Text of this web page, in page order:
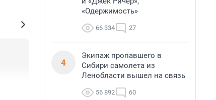
«Одержимость»
66 334 27
4
Экипаж пропавшего в
Сибири самолета из
Ленобласти вышел на связь
56 892 60